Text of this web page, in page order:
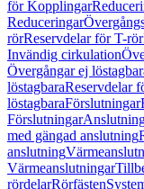
för Kopplingar
Reduceringar
rörReservdelar för T-rör
Invändig cirkulation
Övergångar ej
löstagbaraReservdelar
löstagbaraFörslutningar
Förslutningar
med gängad anslutning
anslutning
Värmeanslutningar
rördelarRörfästen